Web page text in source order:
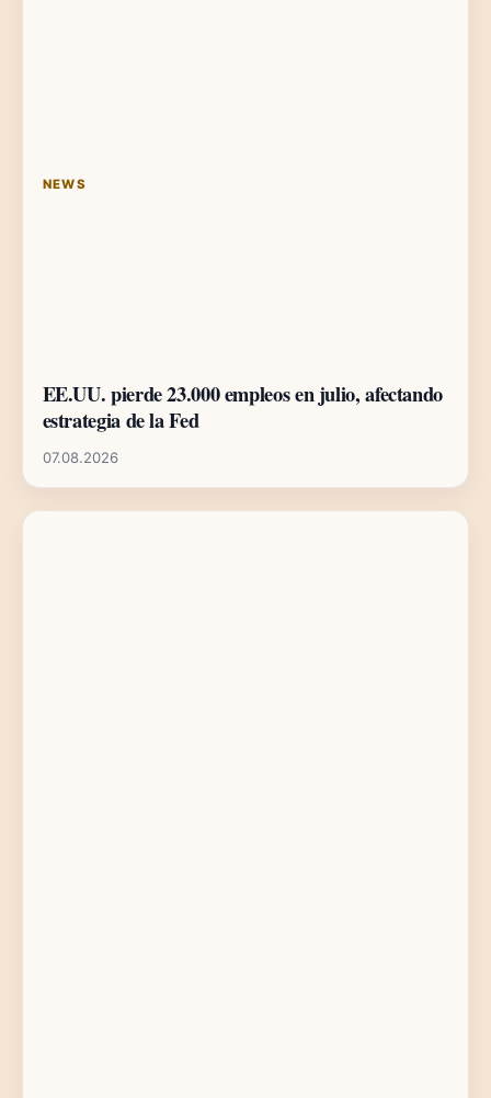
NEWS
EE.UU. pierde 23.000 empleos en julio, afectando
estrategia de la Fed
07.08.2026